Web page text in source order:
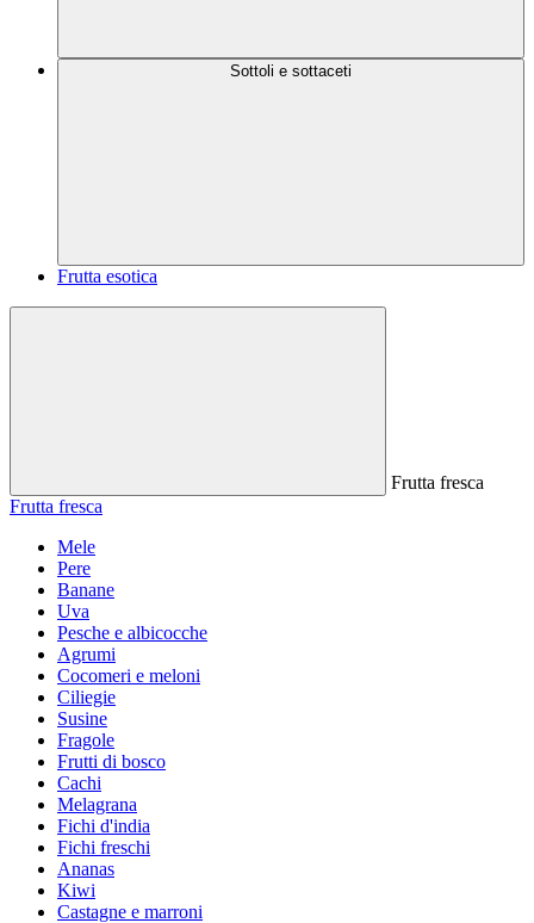
Sottoli e sottaceti
Frutta esotica
Frutta fresca
Frutta fresca
Mele
Pere
Banane
Uva
Pesche e albicocche
Agrumi
Cocomeri e meloni
Ciliegie
Susine
Fragole
Frutti di bosco
Cachi
Melagrana
Fichi d'india
Fichi freschi
Ananas
Kiwi
Castagne e marroni